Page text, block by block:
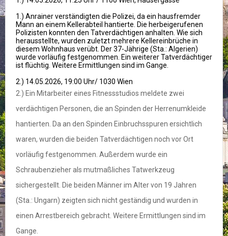
1.) Anrainer verständigten die Polizei, da ein hausfremder
Mann an einem Kellerabteil hantierte. Die herbeigerufenen
Polizisten konnten den Tatverdächtigen anhalten. Wie sich
herausstellte, wurden zuletzt mehrere Kellereinbrüche in
diesem Wohnhaus verübt. Der 37-Jährige (Sta.: Algerien)
wurde vorläufig festgenommen. Ein weiterer Tatverdächtiger
ist flüchtig. Weitere Ermittlungen sind im Gange.
2.) 14.05.2026, 19:00 Uhr/ 1030 Wien
2.) Ein Mitarbeiter eines Fitnessstudios meldete zwei
verdächtigen Personen, die an Spinden der Herrenumkleide
hantierten. Da an den Spinden Einbruchsspuren ersichtlich
waren, wurden die beiden Tatverdächtigen noch vor Ort
vorläufig festgenommen. Außerdem wurde ein
Schraubenzieher als mutmaßliches Tatwerkzeug
sichergestellt. Die beiden Männer im Alter von 19 Jahren
(Sta.: Ungarn) zeigten sich nicht geständig und wurden in
einen Arrestbereich gebracht. Weitere Ermittlungen sind im
Gange.